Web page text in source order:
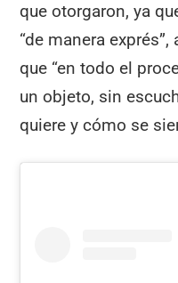
que otorgaron, ya
“de manera
que “en todo el
un objeto, sin
quiere y cómo se